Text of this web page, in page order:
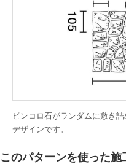
ピンコロ石がランダムに敷き
デザインです。
このパターンを使った施